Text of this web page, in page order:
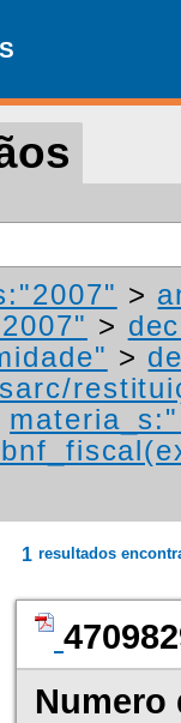
>
>
>
1 resultados
Numero